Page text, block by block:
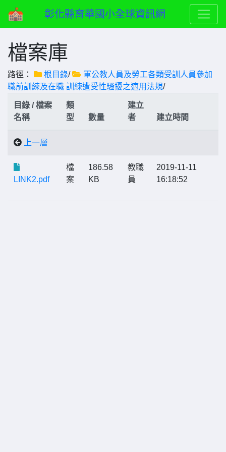
彰化縣育華國小全球資訊網
檔案庫
路徑： 根目錄/
軍公教人員及勞工各類受訓人員參加
職前訓練及在職 訓練遭受性騷擾之適用法規/
目錄 / 檔案
名稱
類
型
數量
建立
者
建立時間
上一層
LINK2.pdf
檔
案
186.58
KB
教職
員
2019-11-11
16:18:52